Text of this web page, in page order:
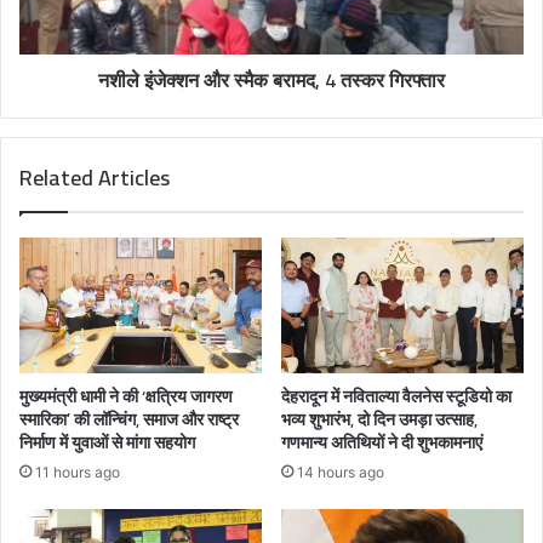
नशीले इंजेक्शन और स्मैक बरामद, 4 तस्कर गिरफ्तार
Related Articles
मुख्यमंत्री धामी ने की ‘क्षत्रिय जागरण
स्मारिका’ की लॉन्चिंग, समाज और राष्ट्र
निर्माण में युवाओं से मांगा सहयोग
11 hours ago
देहरादून में नविताल्या वैलनेस स्टूडियो का
भव्य शुभारंभ, दो दिन उमड़ा उत्साह,
गणमान्य अतिथियों ने दी शुभकामनाएं
14 hours ago